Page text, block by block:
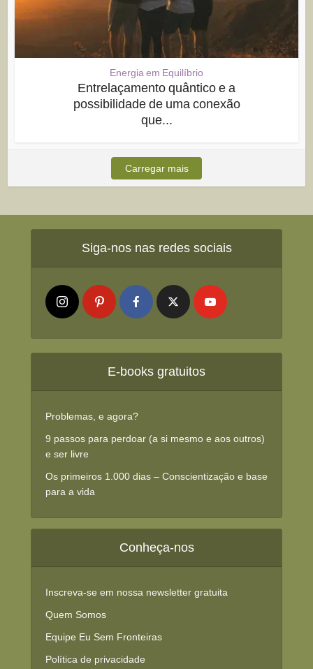
Energia em Equilíbrio
Entrelaçamento quântico e a
possibilidade de uma conexão
que...
Carregar mais
Siga-nos nas redes sociais
E-books gratuitos
Problemas, e agora?
9 passos para perdoar (a si mesmo e aos outros)
e ser livre
Os primeiros 1.000 dias – Conscientização e base
para a vida
Conheça-nos
Inscreva-se em nossa newsletter gratuita
Quem Somos
Equipe Eu Sem Fronteiras
Política de privacidade